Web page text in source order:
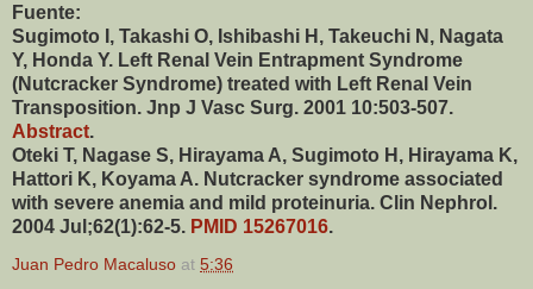
Fuente:
Sugimoto I, Takashi O, Ishibashi H, Takeuchi N, Nagata
Y, Honda Y. Left Renal Vein Entrapment Syndrome
(Nutcracker Syndrome) treated with Left Renal Vein
Transposition. Jnp J Vasc Surg. 2001 10:503-507.
Abstract.
Oteki T, Nagase S, Hirayama A, Sugimoto H, Hirayama K,
Hattori K, Koyama A. Nutcracker syndrome associated
with severe anemia and mild proteinuria. Clin Nephrol.
2004 Jul;62(1):62-5. PMID 15267016.
Juan Pedro Macaluso at 5:36